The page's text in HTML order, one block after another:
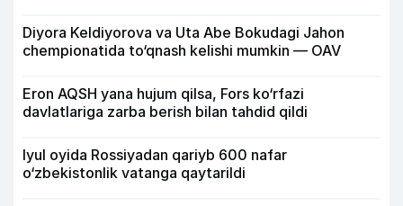
Diyora Keldiyorova va Uta Abe Bokudagi Jahon
chempionatida to‘qnash kelishi mumkin — OAV
Eron AQSH yana hujum qilsa, Fors ko‘rfazi
davlatlariga zarba berish bilan tahdid qildi
Iyul oyida Rossiyadan qariyb 600 nafar
o‘zbekistonlik vatanga qaytarildi